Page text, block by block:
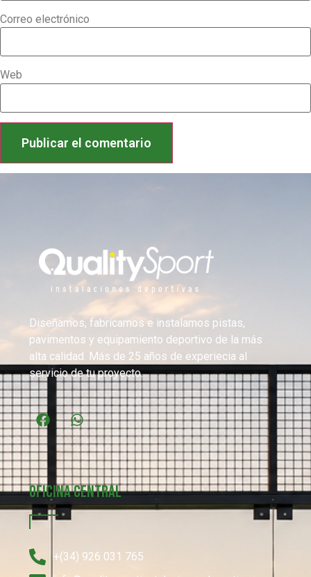
Correo electrónico
Web
Diseñamos, fabricamos e instalamos pistas,
pavimentos y equipamiento deportivo de la más
alta calidad. Más de 25 años de experiecia al
servicio de tu proyecto.
Oficina Central
+(34) 926 031 765